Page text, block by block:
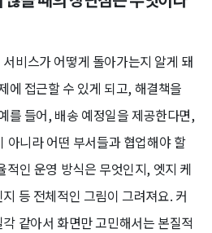
비스가 어떻게 돌아가는지 알게 돼
에 접근할 수 있게 되고, 해결책을
를 들어, 배송 예정일을 제공한다면,
아니라 어떤 부서들과 협업해야 할
적인 운영 방식은 무엇인지, 엣지 케
등 전체적인 그림이 그려져요. 커
같아서 화면만 고민해서는 본질적